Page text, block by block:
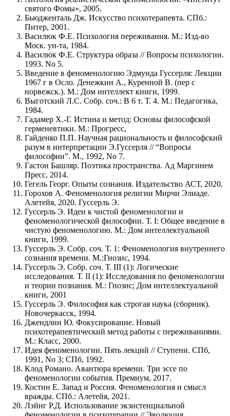
святого Фомы», 2005.
Бьюдженталь Дж. Искусство психотерапевта. СПб.:
Питер, 2001.
Василюк Ф.Е. Психология переживания. М.: Изд-во
Моск. ун-та, 1984.
Василюк Ф.Е. Структура образа // Вопросы психологии.
1993. No 5.
Введение в феноменологию Эдмунда Гуссерля: Лекции
1967 г в Осло. Денежкин А., Куренной В. (пер с
норвежск.). М.: Дом интеллект книги, 1999.
Выготский Л.С. Собр. соч.: В 6 т. Т. 4. М.: Педагогика,
1984.
Гадамер Х.-Г. Истина и метод: Основы философской
герменевтики. М.: Прогресс,
Гайденко П.П. Научная рациональность и философский
разум в интерпретации Э.Гуссерля // “Вопросы
философии”. М., 1992, No 7.
Гастон Башляр. Поэтика пространства. Ад Маргинем
Пресс, 2014.
Гегель Георг. Опыты сознания. Издательство АСТ, 2020.
Горохов А. Феноменология религии Мирчи Элиаде.
Алетейя, 2020. Гуссерль Э.
Гуссерль Э. Идеи к чистой феноменологии и
феноменологической философии. Т. I: Общее введение в
чистую феноменологию. М.: Дом интеллектуальной
книги, 1999.
Гуссерль Э. Собр. соч. Т. 1: Феноменология внутреннего
сознания времени. М.:Гнозис, 1994.
Гуссерль Э. Собр. соч. Т. III (1): Логические
исследования. Т. II (1): Исследования по феноменологии
и теории познания. М.: Гнозис; Дом интеллектуальной
книги, 2001
Гуссерль Э. Философия как строгая наука (сборник).
Новочеркасск, 1994.
Джендлин Ю. Фокусирование. Новый
психотерапевтический метод работы с переживаниями.
М.: Класс, 2000.
Идея феноменологии. Пять лекций // Ступени. СПб,
1991, No 3; СПб, 1992.
Клод Романо. Авантюра времени. Три эссе по
феноменологии события. Премиум, 2017.
Костин Е. Запад и Россия. Феноменология и смысл
вражды. СПб.: Алетейя, 2021.
Лэйнг Р.Д. Использование экзистенциальной